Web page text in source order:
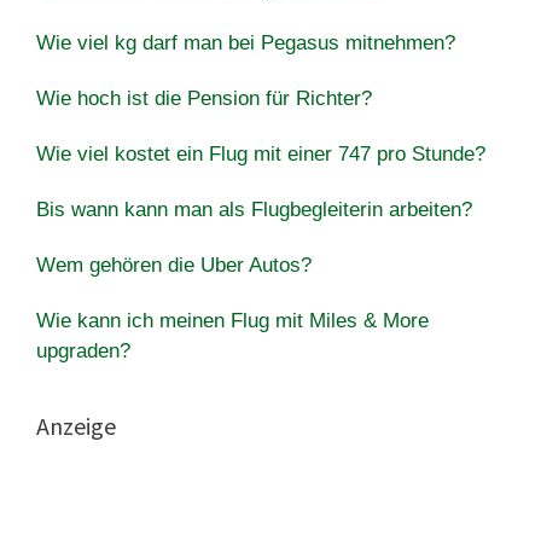
Wie viel kg darf man bei Pegasus mitnehmen?
Wie hoch ist die Pension für Richter?
Wie viel kostet ein Flug mit einer 747 pro Stunde?
Bis wann kann man als Flugbegleiterin arbeiten?
Wem gehören die Uber Autos?
Wie kann ich meinen Flug mit Miles & More
upgraden?
Anzeige